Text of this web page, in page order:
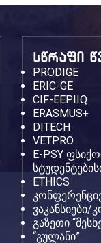
სწრაფი
PRODIGE
ERIC-GE
CIF-EEPIIQ
ERASMUS+
DITECH
VETPRO
E-PSY
ETHICS
ვაკანსიები/
გაზეთი
“გულანი”